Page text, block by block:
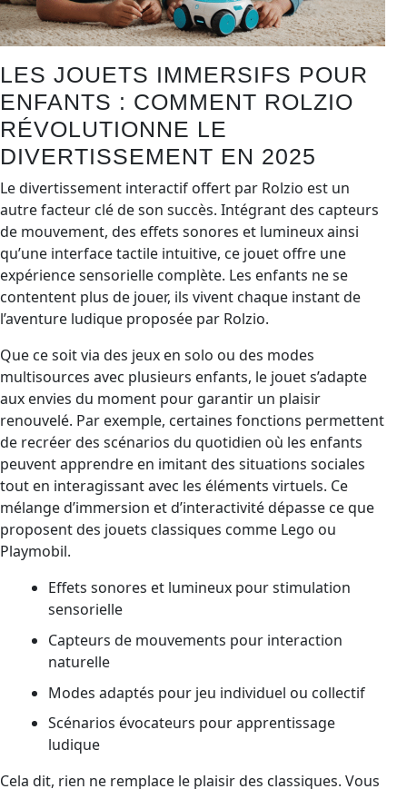
LES JOUETS IMMERSIFS POUR
ENFANTS : COMMENT ROLZIO
RÉVOLUTIONNE LE
DIVERTISSEMENT EN 2025
Le divertissement interactif offert par Rolzio est un
autre facteur clé de son succès. Intégrant des capteurs
de mouvement, des effets sonores et lumineux ainsi
qu’une interface tactile intuitive, ce jouet offre une
expérience sensorielle complète. Les enfants ne se
contentent plus de jouer, ils vivent chaque instant de
l’aventure ludique proposée par Rolzio.
Que ce soit via des jeux en solo ou des modes
multisources avec plusieurs enfants, le jouet s’adapte
aux envies du moment pour garantir un plaisir
renouvelé. Par exemple, certaines fonctions permettent
de recréer des scénarios du quotidien où les enfants
peuvent apprendre en imitant des situations sociales
tout en interagissant avec les éléments virtuels. Ce
mélange d’immersion et d’interactivité dépasse ce que
proposent des jouets classiques comme Lego ou
Playmobil.
Effets sonores et lumineux pour stimulation
sensorielle
Capteurs de mouvements pour interaction
naturelle
Modes adaptés pour jeu individuel ou collectif
Scénarios évocateurs pour apprentissage
ludique
Cela dit, rien ne remplace le plaisir des classiques. Vous